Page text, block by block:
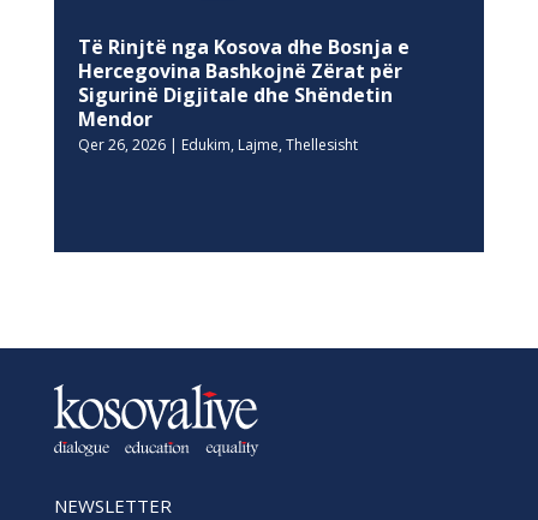
Të Rinjtë nga Kosova dhe Bosnja e
Hercegovina Bashkojnë Zërat për
Sigurinë Digjitale dhe Shëndetin
Mendor
Qer 26, 2026| Edukim, Lajme, Thellesisht
NEWSLETTER